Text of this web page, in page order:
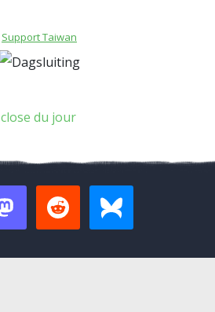
Support Taiwan
close du jour